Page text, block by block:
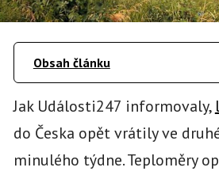
Obsah článku
Jak Události247 informovaly,
do Česka opět vrátily ve
minulého týdne. Teploměry